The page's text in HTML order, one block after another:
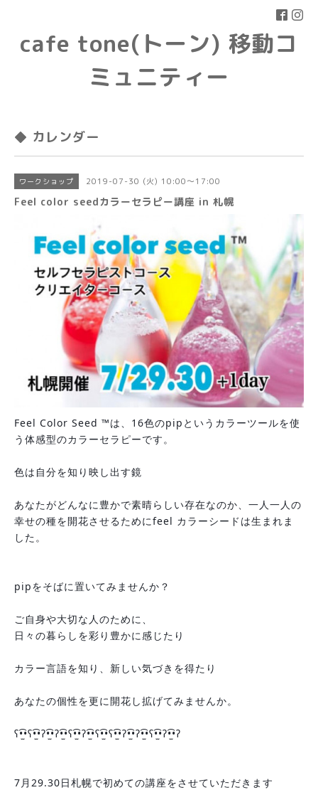
cafe tone(トーン) 移動コ
ミュニティー
◆ カレンダー
ワークショップ 2019-07-30 (火) 10:00～17:00
Feel color seedカラーセラピー講座 in 札幌
Feel Color Seed ™️は、16色のpipというカラーツールを使
う体感型のカラーセラピーです。
色は自分を知り映し出す鏡
あなたがどんなに豊かで素晴らしい存在なのか、一人一人の
幸せの種を開花させるためにfeel カラーシードは生まれま
した。
pipをそばに置いてみませんか？
ご自身や大切な人のために、
日々の暮らしを彩り豊かに感じたり
カラー言語を知り、新しい気づきを得たり
あなたの個性を更に開花し拡げてみませんか。
ʕ•̫͡•ʕ•̫͡•ʔ•̫͡•ʔ•̫͡•ʕ•̫͡•ʔ•̫͡•ʕ•̫͡•ʕ•̫͡•ʔ•̫͡•ʔ•̫͡•ʕ•̫͡•ʔ•̫͡•ʔ
7月29.30日札幌で初めての講座をさせていただきます